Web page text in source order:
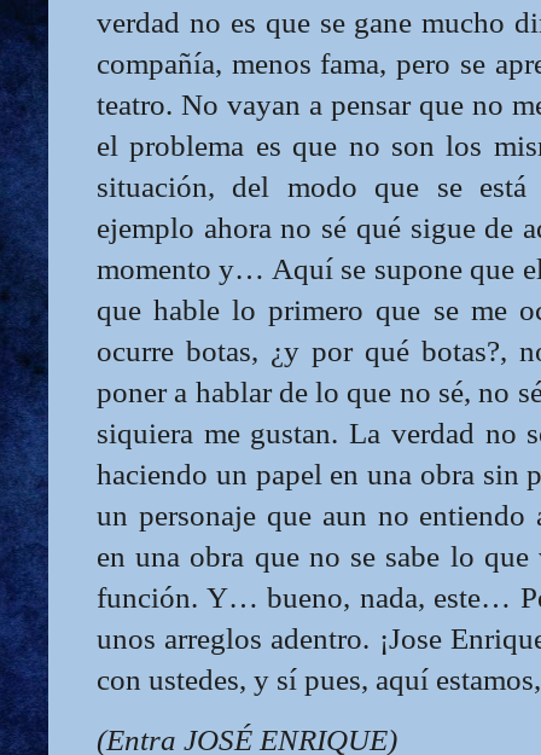
verdad no es que se gane mucho
compañía, menos fama, pero se
teatro. No vayan a pensar que no
el problema es que no son los
situación, del modo que se
ejemplo ahora no sé qué sigue de
momento y… Aquí se supone que
que hable lo primero que se me
ocurre botas, ¿y por qué botas?,
poner a hablar de lo que no sé, no
siquiera me gustan. La verdad no
haciendo un papel en una obra sin
un personaje que aun no entiendo
en una obra que no se sabe lo que
función. Y… bueno, nada, este…
unos arreglos adentro. ¡Jose
con ustedes, y sí pues, aquí
(Entra JOSÉ ENRIQUE)